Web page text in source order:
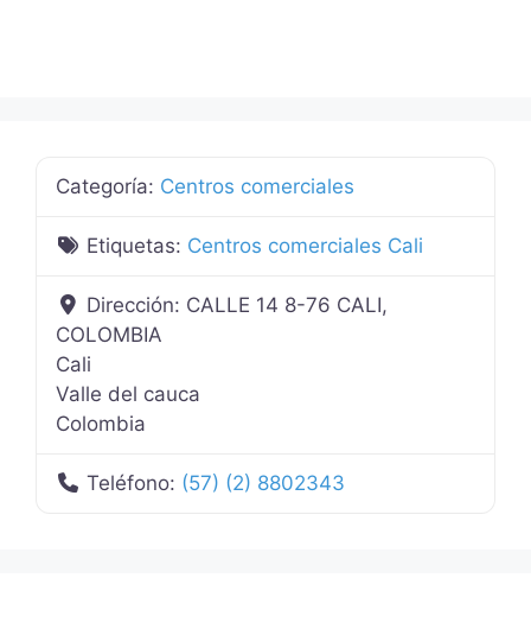
Categoría: Centros comerciales
Etiquetas: Centros comerciales Cali
Dirección: CALLE 14 8-76 CALI,
COLOMBIA
Cali
Valle del cauca
Colombia
Teléfono: (57) (2) 8802343